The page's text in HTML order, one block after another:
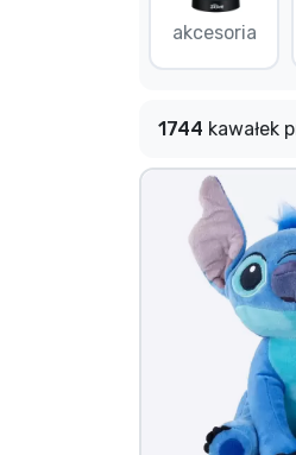
akcesoria
1744 kawałek
Rzeczy seryjne
Wspaniałe rzeczy
Rzeczy z anime
Rzeczy dla graczy
Rzeczy muzyczne